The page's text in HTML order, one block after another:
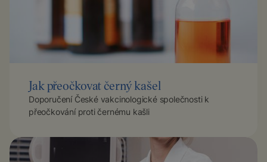
Jak přeočkovat černý kašel
Doporučení České vakcinologické společnosti k
přeočkování proti černému kašli